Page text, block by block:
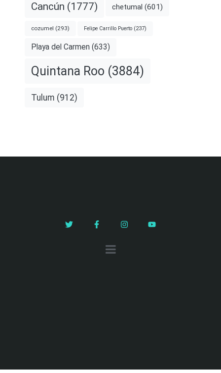
Cancún (1777) chetumal (601)
cozumel (293) Felipe Carrillo Puerto (237)
Playa del Carmen (633)
Quintana Roo (3884)
Tulum (912)